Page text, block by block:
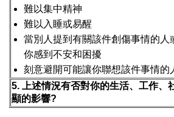
難以集中精神
難以入睡或易醒
當別人提到有關該件創傷事情的人
你感到不安和困擾
刻意避開可能讓你聯想該件事情的
5. 上述情況有否對你的生活、工作、
顯的影響?